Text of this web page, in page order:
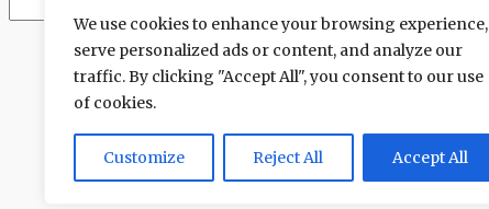
We use cookies to enhance your browsing experience,
serve personalized ads or content, and analyze our
traffic. By clicking "Accept All", you consent to our use
of cookies.
Customize Reject All Accept All